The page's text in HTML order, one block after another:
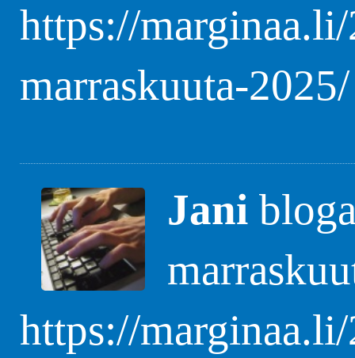
https://
marraskuuta-2025/
Jani
https://